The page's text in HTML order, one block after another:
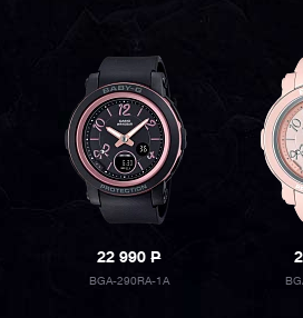
22 990P
BGA-290RA-1A